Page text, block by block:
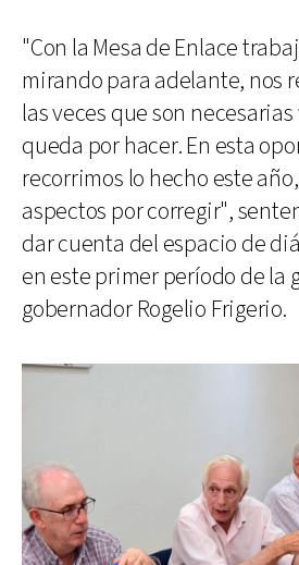
"Con la Mesa de Enlace
mirando para adelante, nos
las veces que son
queda por hacer. En esta
recorrimos lo hecho este
aspectos por corregir",
dar cuenta del espacio de
en este primer período de la
gobernador Rogelio Frigerio.